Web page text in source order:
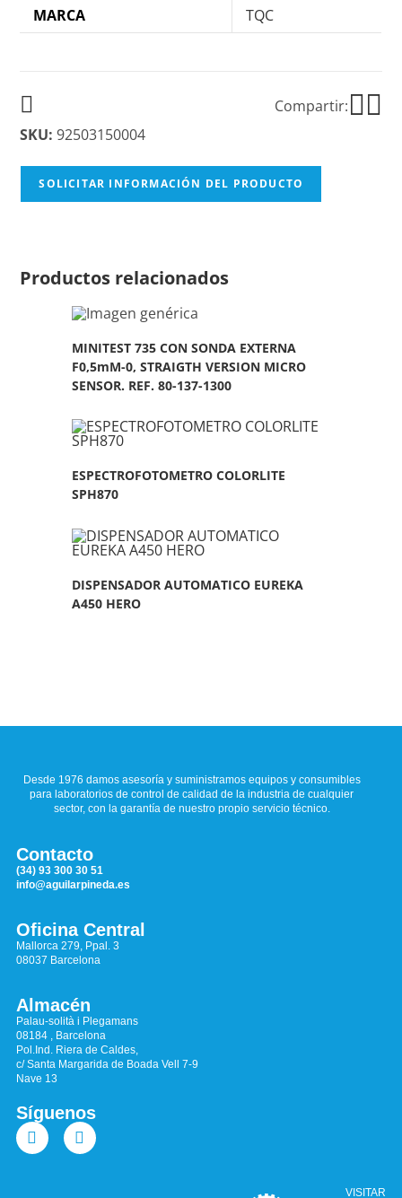
MARCA TQC
Compartir:
SKU: 92503150004
SOLICITAR INFORMACIÓN DEL PRODUCTO
Productos relacionados
MINITEST 735 CON SONDA EXTERNA
F0,5mM-0, STRAIGTH VERSION MICRO
SENSOR. REF. 80-137-1300
ESPECTROFOTOMETRO COLORLITE
SPH870
DISPENSADOR AUTOMATICO EUREKA
A450 HERO
Desde 1976 damos asesoría y suministramos equipos y consumibles
para laboratorios de control de calidad de la industria de cualquier
sector, con la garantía de nuestro propio servicio técnico.
Contacto
(34) 93 300 30 51
info@aguilarpineda.es
Oficina Central
Mallorca 279, Ppal. 3
08037 Barcelona
Almacén
Palau-solità i Plegamans
08184 , Barcelona
Pol.Ind. Riera de Caldes,
c/ Santa Margarida de Boada Vell 7-9
Nave 13
Síguenos
VISITAR